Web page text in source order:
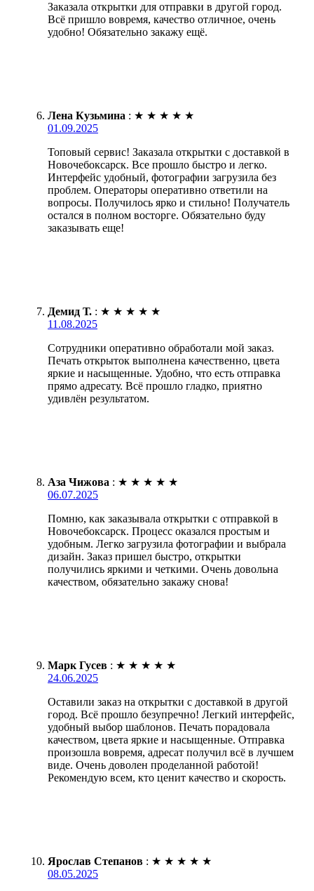
Заказала открытки для отправки в другой город.
Всё пришло вовремя, качество отличное, очень
удобно! Обязательно закажу ещё.
Лена Кузьмина : ★ ★ ★ ★ ★
01.09.2025
Топовый сервис! Заказала открытки с доставкой в
Новочебоксарск. Все прошло быстро и легко.
Интерфейс удобный, фотографии загрузила без
проблем. Операторы оперативно ответили на
вопросы. Получилось ярко и стильно! Получатель
остался в полном восторге. Обязательно буду
заказывать еще!
Демид Т. : ★ ★ ★ ★ ★
11.08.2025
Сотрудники оперативно обработали мой заказ.
Печать открыток выполнена качественно, цвета
яркие и насыщенные. Удобно, что есть отправка
прямо адресату. Всё прошло гладко, приятно
удивлён результатом.
Аза Чижова : ★ ★ ★ ★ ★
06.07.2025
Помню, как заказывала открытки с отправкой в
Новочебоксарск. Процесс оказался простым и
удобным. Легко загрузила фотографии и выбрала
дизайн. Заказ пришел быстро, открытки
получились яркими и четкими. Очень довольна
качеством, обязательно закажу снова!
Марк Гусев : ★ ★ ★ ★ ★
24.06.2025
Оставили заказ на открытки с доставкой в другой
город. Всё прошло безупречно! Легкий интерфейс,
удобный выбор шаблонов. Печать порадовала
качеством, цвета яркие и насыщенные. Отправка
произошла вовремя, адресат получил всё в лучшем
виде. Очень доволен проделанной работой!
Рекомендую всем, кто ценит качество и скорость.
Ярослав Степанов : ★ ★ ★ ★ ★
08.05.2025